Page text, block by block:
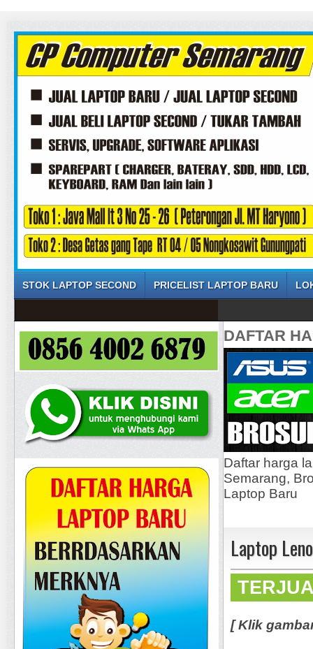
STOK LAPTOP SECOND PRICELIST LAPTOP BARU
DAFTAR
Daftar harga
Semarang,
Laptop Baru
Laptop
[ Klik